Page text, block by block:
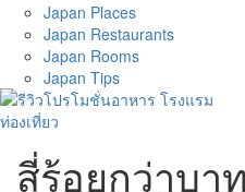
Japan Places
Japan Restaurants
Japan Rooms
Japan Tips
สี่ร้อยกว่าบา